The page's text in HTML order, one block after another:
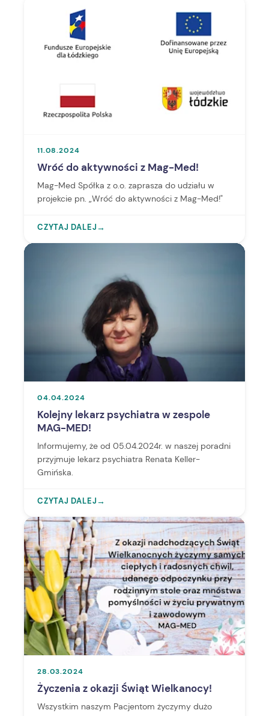
11.08.2024
Wróć do aktywności z Mag-Med!
Mag-Med Spółka z o.o. zaprasza do udziału w
projekcie pn. „Wróć do aktywności z Mag-Med!"
CZYTAJ DALEJ→
04.04.2024
Kolejny lekarz psychiatra w zespole
MAG-MED!
Informujemy, że od 05.04.2024r. w naszej poradni
przyjmuje lekarz psychiatra Renata Keller-
Gmińska.
CZYTAJ DALEJ→
28.03.2024
Życzenia z okazji Świąt Wielkanocy!
Wszystkim naszym Pacjentom życzymy dużo